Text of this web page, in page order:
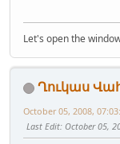
Let's open the
Ղուկաս
October 05, 2008,
Last Edit: October 05,